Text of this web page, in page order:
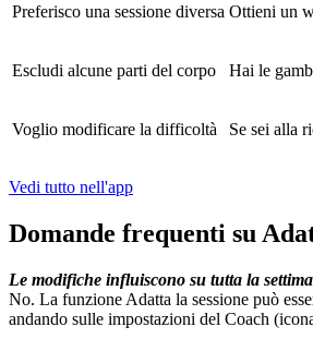
Preferisco una sessione diversa Ottieni un
Escludi alcune parti del corpo Hai le
Voglio modificare la difficoltà Se sei alla
Vedi tutto nell'app
Domande frequenti su
Le modifiche influiscono su tutta la
No. La funzione Adatta la sessione può
andando sulle impostazioni del Coach